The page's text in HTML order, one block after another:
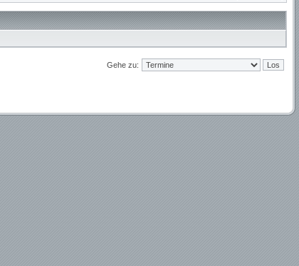
Gehe zu: